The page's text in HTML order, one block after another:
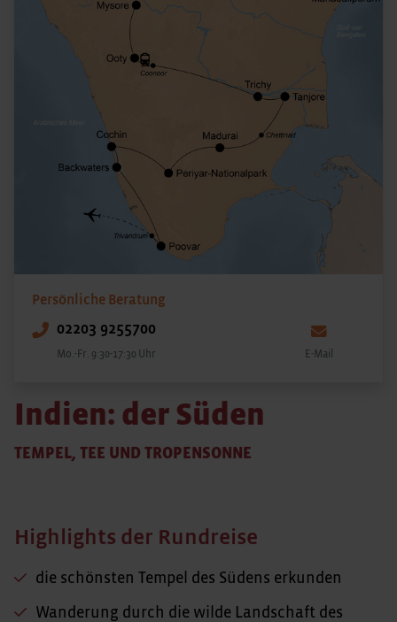
Persönliche Beratung
02203 9255700
Mo.-Fr. 9:30-17:30 Uhr E-Mail
Indien: der Süden
TEMPEL, TEE UND TROPENSONNE
Highlights der Rundreise
die schönsten Tempel des Südens erkunden
Wanderung durch die wilde Landschaft des